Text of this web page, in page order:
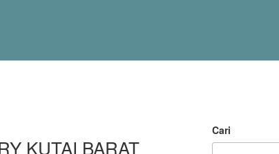
KUTAI BARAT
Cari